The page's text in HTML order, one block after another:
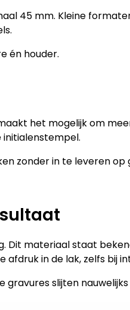
45 mm. Kleine
én houder.
het mogelijk om
zonder in te leveren
materiaal staat
in de lak, zelfs bij
slijten